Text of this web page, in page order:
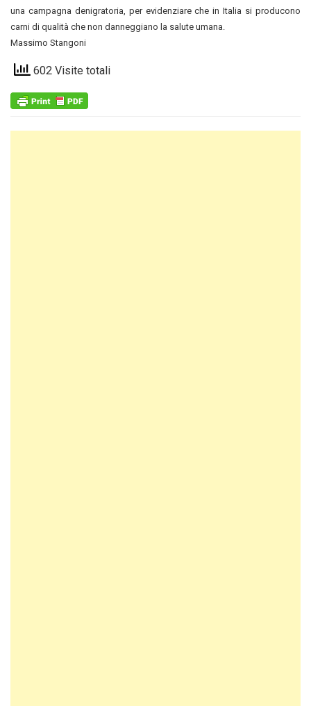
una campagna denigratoria, per evidenziare che in Italia si producono
carni di qualità che non danneggiano la salute umana.
Massimo Stangoni
602 Visite totali